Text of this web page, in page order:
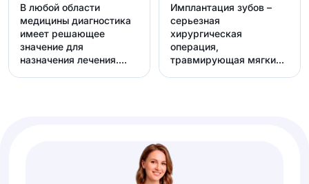
В любой области
медицины диагностика
имеет решающее
значение для
назначения лечения.
Имплантация зубов –
серьезная
хирургическая
операция,
травмирующая мягкие